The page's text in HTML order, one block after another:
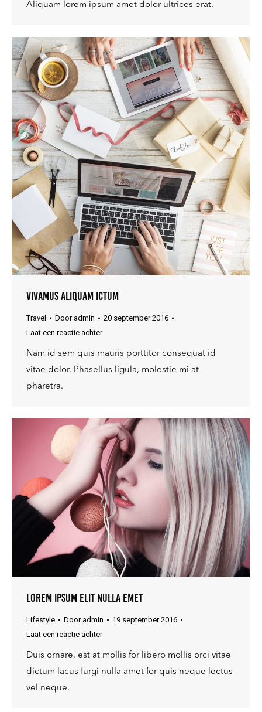
Aliquam lorem ipsum amet dolor ultrices erat.
Vivamus aliquam ictum
Travel Dooradmin
20 september 2016
Laat een reactie achter
Nam id sem quis mauris porttitor consequat id
vitae dolor. Phasellus ligula, molestie mi at
pharetra.
Lorem ipsum elit nulla emet
Lifestyle Dooradmin
19 september 2016
Laat een reactie achter
Duis ornare, est at mollis for libero mollis orci vitae
dictum lacus furgi nulla amet for quis neque lectus
vel neque.